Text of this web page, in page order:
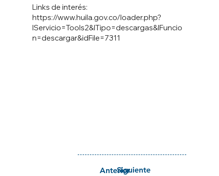
https://www.huila.gov.co/loader.php?
lServicio=Tools2&lTipo=descargas&lFuncio
n=descargar&idFile=7311
Links de interés:
Siguiente
Anterior